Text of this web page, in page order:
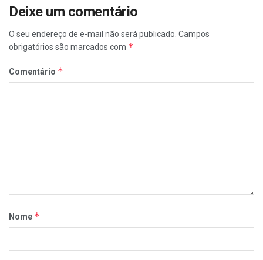
Deixe um comentário
O seu endereço de e-mail não será publicado. Campos
obrigatórios são marcados com *
Comentário *
Nome *